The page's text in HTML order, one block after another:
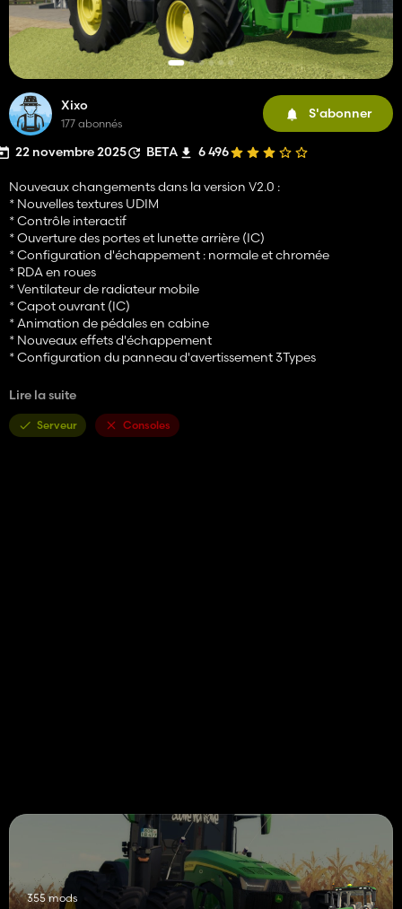
Xixo
177 abonnés
S'abonner
22 novembre 2025 BETA 6 496
Nouveaux changements dans la version V2.0 :
* Nouvelles textures UDIM
* Contrôle interactif
* Ouverture des portes et lunette arrière (IC)
* Configuration d'échappement : normale et chromée
* RDA en roues
* Ventilateur de radiateur mobile
* Capot ouvrant (IC)
* Animation de pédales en cabine
* Nouveaux effets d'échappement
* Configuration du panneau d'avertissement 3Types
S'il vous plaît, gardez simplement mon lien de téléchargement !
Merci de respecter mon travail.
Lire la suite
Serveur Consoles
355 mods